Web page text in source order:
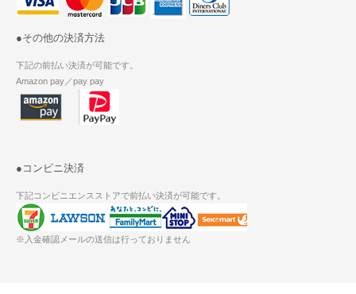
●その他の決済方法
下記の前払い決済が可能です。
Amazon pay／pay pay
●コンビニ決済
下記コンビニエンスストアで前払い決済が可能です。
※入金確認メールの送信は行っておりません